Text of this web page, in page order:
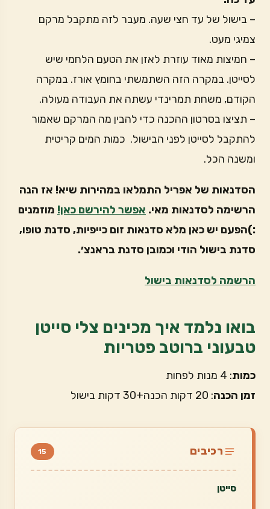
– בישול של עד חצי שעה. מעבר לזה מתקבל מרקם
צמיגי מעט.
– חמיצות מאוד עוזרת לאזן את הטעם הלחמי שיש
לסייטן. במקרה הזה השתמשתי בחומץ אורז. במקרה
הקודם, משחת תמרינדי עשתה את העבודה מעולה.
– תציצו בסרטון ההכנה כדי להבין מה המרקם שאמור
להתקבל לסייטן לפני הבישול. כמות המים קריטית
ומשנה הכל.
הסדנאות של אפריל התמלאו במהירות שיא! אז הנה
הרשימה לסדנאות מאי. אפשר להירשם כאן! מוזמנים
:)הפעם יש כאן מלא סדנאות זום כייפיות, סדנת טופו,
סדנת בישול הודי וכמובן סדנת בראנצ׳.
הרשמה לסדנאות בישול
בואו נלמד איך מכינים צלי סייטן
טבעוני ברוטב פטריות
כמות: 4 מנות לפחות
זמן הכנה: 20 דקות הכנה+30 דקות בישול
רכיבים 15
סייטן